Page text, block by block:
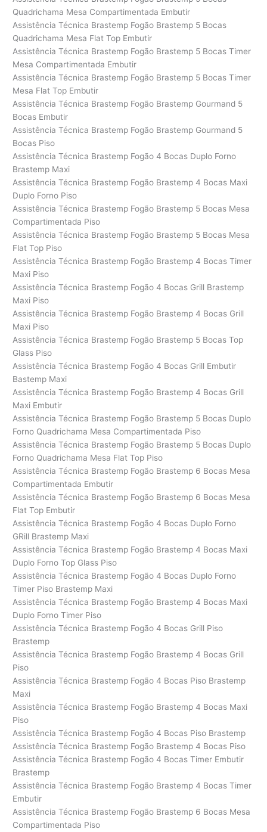
Quadrichama Mesa Compartimentada Embutir
Assistência Técnica Brastemp Fogão Brastemp 5 Bocas
Quadrichama Mesa Flat Top Embutir
Assistência Técnica Brastemp Fogão Brastemp 5 Bocas Timer
Mesa Compartimentada Embutir
Assistência Técnica Brastemp Fogão Brastemp 5 Bocas Timer
Mesa Flat Top Embutir
Assistência Técnica Brastemp Fogão Brastemp Gourmand 5
Bocas Embutir
Assistência Técnica Brastemp Fogão Brastemp Gourmand 5
Bocas Piso
Assistência Técnica Brastemp Fogão 4 Bocas Duplo Forno
Brastemp Maxi
Assistência Técnica Brastemp Fogão Brastemp 4 Bocas Maxi
Duplo Forno Piso
Assistência Técnica Brastemp Fogão Brastemp 5 Bocas Mesa
Compartimentada Piso
Assistência Técnica Brastemp Fogão Brastemp 5 Bocas Mesa
Flat Top Piso
Assistência Técnica Brastemp Fogão Brastemp 4 Bocas Timer
Maxi Piso
Assistência Técnica Brastemp Fogão 4 Bocas Grill Brastemp
Maxi Piso
Assistência Técnica Brastemp Fogão Brastemp 4 Bocas Grill
Maxi Piso
Assistência Técnica Brastemp Fogão Brastemp 5 Bocas Top
Glass Piso
Assistência Técnica Brastemp Fogão 4 Bocas Grill Embutir
Bastemp Maxi
Assistência Técnica Brastemp Fogão Brastemp 4 Bocas Grill
Maxi Embutir
Assistência Técnica Brastemp Fogão Brastemp 5 Bocas Duplo
Forno Quadrichama Mesa Compartimentada Piso
Assistência Técnica Brastemp Fogão Brastemp 5 Bocas Duplo
Forno Quadrichama Mesa Flat Top Piso
Assistência Técnica Brastemp Fogão Brastemp 6 Bocas Mesa
Compartimentada Embutir
Assistência Técnica Brastemp Fogão Brastemp 6 Bocas Mesa
Flat Top Embutir
Assistência Técnica Brastemp Fogão 4 Bocas Duplo Forno
GRill Brastemp Maxi
Assistência Técnica Brastemp Fogão Brastemp 4 Bocas Maxi
Duplo Forno Top Glass Piso
Assistência Técnica Brastemp Fogão 4 Bocas Duplo Forno
Timer Piso Brastemp Maxi
Assistência Técnica Brastemp Fogão Brastemp 4 Bocas Maxi
Duplo Forno Timer Piso
Assistência Técnica Brastemp Fogão 4 Bocas Grill Piso
Brastemp
Assistência Técnica Brastemp Fogão Brastemp 4 Bocas Grill
Piso
Assistência Técnica Brastemp Fogão 4 Bocas Piso Brastemp
Maxi
Assistência Técnica Brastemp Fogão Brastemp 4 Bocas Maxi
Piso
Assistência Técnica Brastemp Fogão 4 Bocas Piso Brastemp
Assistência Técnica Brastemp Fogão Brastemp 4 Bocas Piso
Assistência Técnica Brastemp Fogão 4 Bocas Timer Embutir
Brastemp
Assistência Técnica Brastemp Fogão Brastemp 4 Bocas Timer
Embutir
Assistência Técnica Brastemp Fogão Brastemp 6 Bocas Mesa
Compartimentada Piso